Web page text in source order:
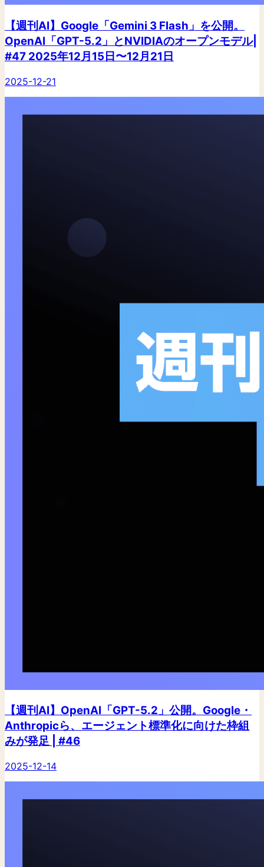
【週刊AI】Google「Gemini 3 Flash」を公開。
OpenAI「GPT-5.2」とNVIDIAのオープンモデル|
#47 2025年12月15日〜12月21日
2025-12-21
【週刊AI】OpenAI「GPT-5.2」公開。Google・
Anthropicら、エージェント標準化に向けた枠組
みが発足 | #46
2025-12-14